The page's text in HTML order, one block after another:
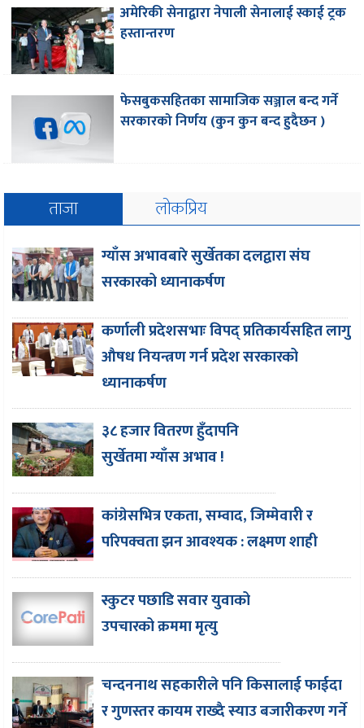
अमेरिकी सेनाद्वारा नेपाली सेनालाई स्काई ट्रक
हस्तान्तरण
फेसबुकसहितका सामाजिक सञ्जाल बन्द गर्ने
सरकारको निर्णय (कुन कुन बन्द हुदैछन )
ताजा लोकप्रिय
ग्याँस अभावबारे सुर्खेतका दलद्वारा संघ
सरकारको ध्यानाकर्षण
कर्णाली प्रदेशसभाः विपद् प्रतिकार्यसहित लागु
औषध नियन्त्रण गर्न प्रदेश सरकारको
ध्यानाकर्षण
३८ हजार वितरण हुँदापनि
सुर्खेतमा ग्याँस अभाव !
कांग्रेसभित्र एकता, सम्वाद, जिम्मेवारी र
परिपक्वता झन आवश्यक : लक्ष्मण शाही
स्कुटर पछाडि सवार युवाको
उपचारको क्रममा मृत्यु
चन्दननाथ सहकारीले पनि किसालाई फाईदा
र गुणस्तर कायम राख्दै स्याउ बजारीकरण गर्ने